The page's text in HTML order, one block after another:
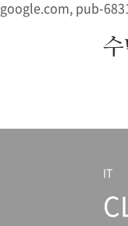
google.com, pub-
본문 바로가기
IT